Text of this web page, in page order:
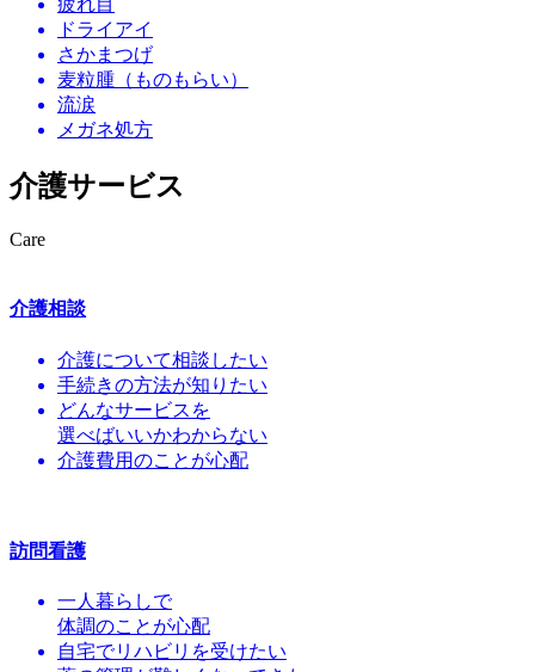
疲れ目
ドライアイ
さかまつげ
麦粒腫（ものもらい）
流涙
メガネ処方
介護サービス
Care
介護相談
介護について相談したい
手続きの方法が知りたい
どんなサービスを
選べばいいかわからない
介護費用のことが心配
訪問看護
一人暮らしで
体調のことが心配
自宅でリハビリを受けたい